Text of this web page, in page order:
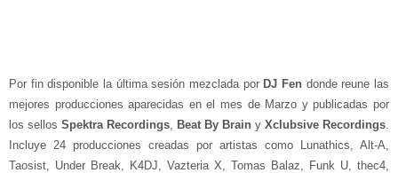
Por fin disponible la última sesión mezclada por DJ Fen donde reune las
mejores producciones aparecidas en el mes de Marzo y publicadas por
los sellos Spektra Recordings, Beat By Brain y Xclubsive Recordings.
Incluye 24 producciones creadas por artistas como Lunathics, Alt-A,
Taosist, Under Break, K4DJ, Vazteria X, Tomas Balaz, Funk U, thec4,